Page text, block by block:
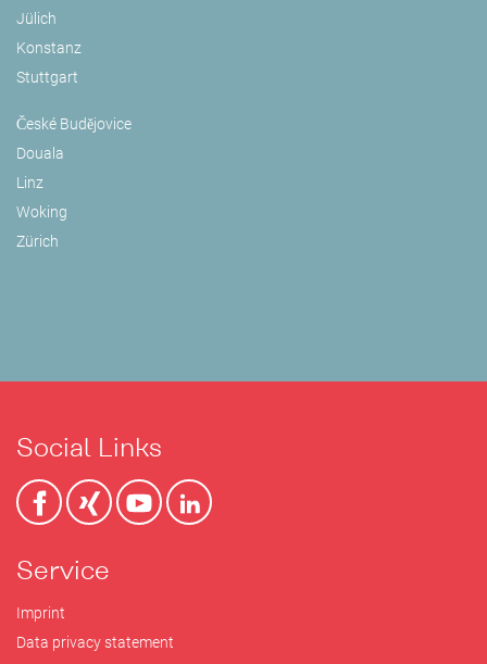
Jülich
Konstanz
Stuttgart
České Budějovice
Douala
Linz
Woking
Zürich
Social Links
Service
Imprint
Data privacy statement